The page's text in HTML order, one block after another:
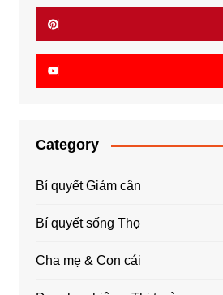
Category
Bí quyết Giảm cân
Bí quyết sống Thọ
Cha mẹ & Con cái